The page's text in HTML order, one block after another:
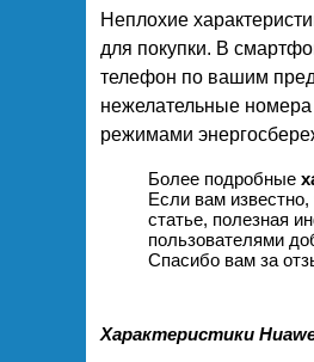
Неплохие
для покупки. В
телефон по вашим
нежелательные номера
режимами
Более подробные
Если вам
статье, полезная
пользователями
Спасибо вам за
Характеристики